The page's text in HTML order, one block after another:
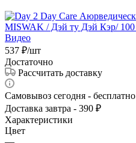
Видео
537 ₽/шт
Достаточно
Рассчитать доставку
Самовывоз сегодня - бесплатно
Доставка завтра - 390 ₽
Характеристики
Цвет